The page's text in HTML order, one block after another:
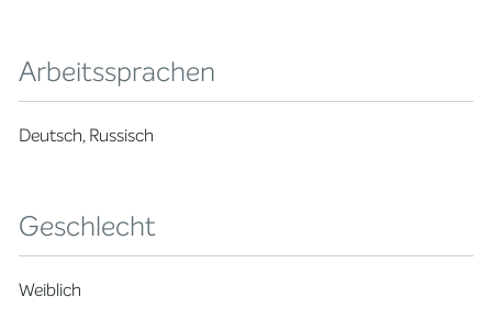
Arbeitssprachen
Deutsch, Russisch
Geschlecht
Weiblich